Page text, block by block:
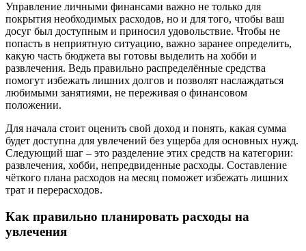
Управление личными финансами важно не только для
покрытия необходимых расходов, но и для того, чтобы ваш
досуг был доступным и приносил удовольствие. Чтобы не
попасть в неприятную ситуацию, важно заранее определить,
какую часть бюджета вы готовы выделить на хобби и
развлечения. Ведь правильно распределённые средства
помогут избежать лишних долгов и позволят наслаждаться
любимыми занятиями, не переживая о финансовом
положении.
Для начала стоит оценить свой доход и понять, какая сумма
будет доступна для увлечений без ущерба для основных нужд.
Следующий шаг – это разделение этих средств на категории:
развлечения, хобби, непредвиденные расходы. Составление
чёткого плана расходов на месяц поможет избежать лишних
трат и перерасходов.
Как правильно планировать расходы на
увлечения